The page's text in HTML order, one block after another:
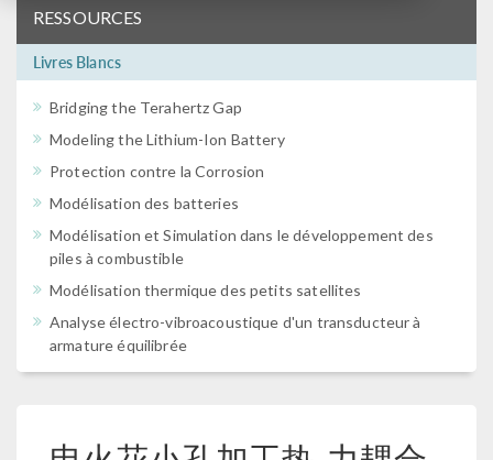
RESSOURCES
Livres Blancs
Bridging the Terahertz Gap
Modeling the Lithium-Ion Battery
Protection contre la Corrosion
Modélisation des batteries
Modélisation et Simulation dans le développement des
piles à combustible
Modélisation thermique des petits satellites
Analyse électro-vibroacoustique d'un transducteur à
armature équilibrée